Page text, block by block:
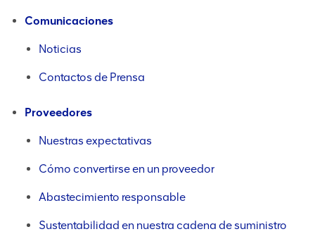
Comunicaciones
Noticias
Contactos de Prensa
Proveedores
Nuestras expectativas
Cómo convertirse en un proveedor
Abastecimiento responsable
Sustentabilidad en nuestra cadena de suministro